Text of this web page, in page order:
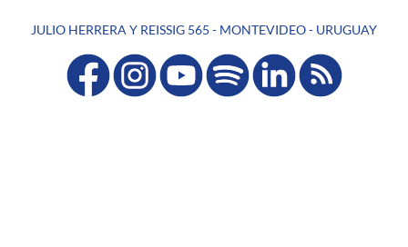
JULIO HERRERA Y REISSIG 565 - MONTEVIDEO - URUGUAY